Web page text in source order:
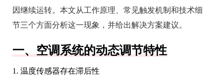
因继续运转。本文从工作原理、常见触发机制和技术细
节三个方面分析这一现象，并给出解决方案建议。
一、空调系统的动态调节特性
1. 温度传感器存在滞后性